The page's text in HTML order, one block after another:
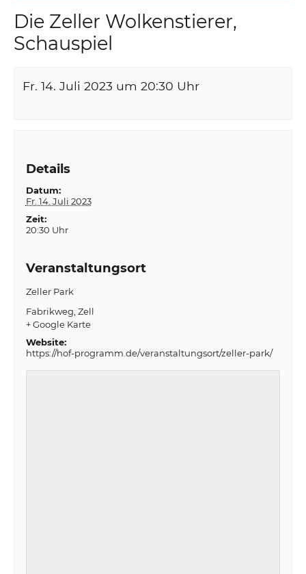
Die Zeller Wolkenstierer,
Schauspiel
Fr. 14. Juli 2023 um 20:30 Uhr
Details
Datum:
Fr. 14. Juli 2023
Zeit:
20:30 Uhr
Veranstaltungsort
Zeller Park
Fabrikweg Zell
+ Google Karte
Website:
https://hof-programm.de/veranstaltungsort/zeller-park/